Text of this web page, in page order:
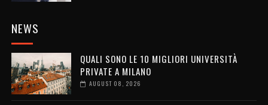
NEWS
QUALI SONO LE 10 MIGLIORI UNIVERSITÀ
PRIVATE A MILANO
AUGUST 08, 2026